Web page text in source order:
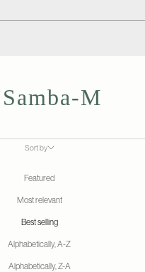
Samba-M
Sort by
Featured
Most relevant
Best selling
Alphabetically, A-Z
Alphabetically, Z-A